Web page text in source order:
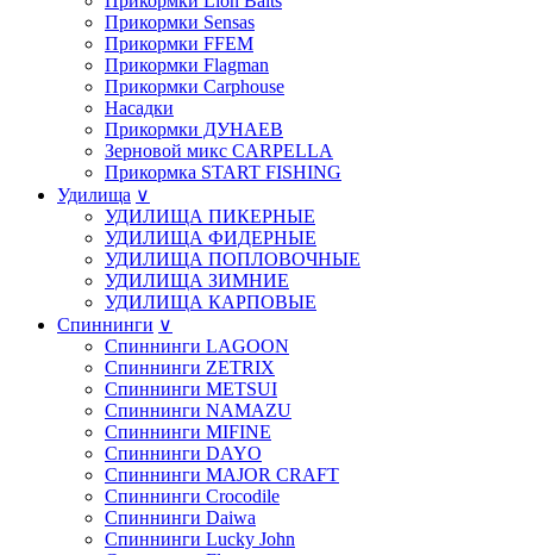
Прикормки Sensas
Прикормки FFEM
Прикормки Flagman
Прикормки Carphouse
Насадки
Прикормки ДУНАЕВ
Зерновой микс CARPELLA
Прикормка START FISHING
Удилища ∨
УДИЛИЩА ПИКЕРНЫЕ
УДИЛИЩА ФИДЕРНЫЕ
УДИЛИЩА ПОПЛОВОЧНЫЕ
УДИЛИЩА ЗИМНИЕ
УДИЛИЩА КАРПОВЫЕ
Спиннинги ∨
Спиннинги LAGOON
Спиннинги ZETRIX
Спиннинги METSUI
Спиннинги NAMAZU
Спиннинги MIFINE
Спиннинги DAYO
Спиннинги MAJOR CRAFT
Спиннинги Crocodile
Спиннинги Daiwa
Спиннинги Lucky John